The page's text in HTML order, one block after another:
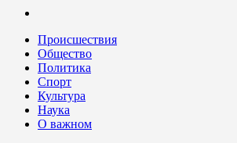
Ленинградских новостей обновляется
Происшествия
Общество
Политика
Спорт
Культура
Наука
О важном